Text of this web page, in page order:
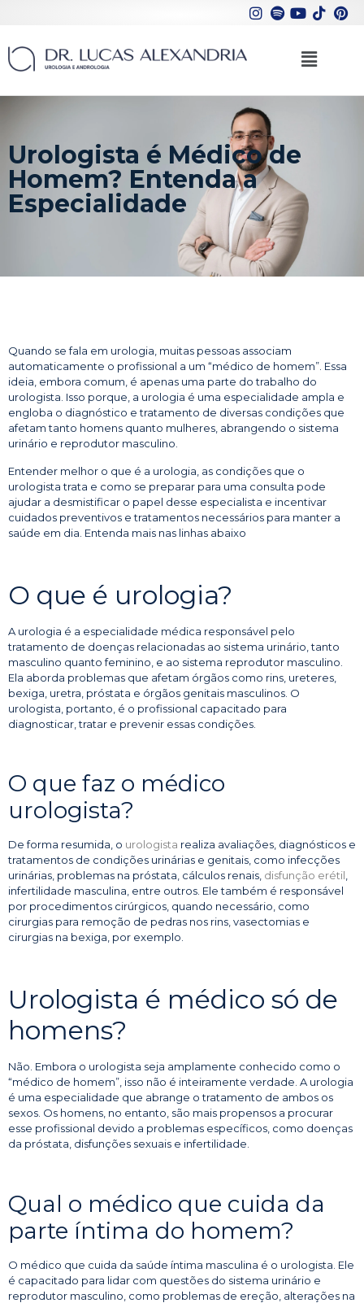
Urologista é Médico de
Homem? Entenda a
Especialidade
Quando se fala em urologia, muitas pessoas associam
automaticamente o profissional a um “médico de homem”. Essa
ideia, embora comum, é apenas uma parte do trabalho do
urologista. Isso porque, a urologia é uma especialidade ampla e
engloba o diagnóstico e tratamento de diversas condições que
afetam tanto homens quanto mulheres, abrangendo o sistema
urinário e reprodutor masculino.
Entender melhor o que é a urologia, as condições que o
urologista trata e como se preparar para uma consulta pode
ajudar a desmistificar o papel desse especialista e incentivar
cuidados preventivos e tratamentos necessários para manter a
saúde em dia. Entenda mais nas linhas abaixo
O que é urologia?
A urologia é a especialidade médica responsável pelo
tratamento de doenças relacionadas ao sistema urinário, tanto
masculino quanto feminino, e ao sistema reprodutor masculino.
Ela aborda problemas que afetam órgãos como rins, ureteres,
bexiga, uretra, próstata e órgãos genitais masculinos. O
urologista, portanto, é o profissional capacitado para
diagnosticar, tratar e prevenir essas condições.
O que faz o médico
urologista?
De forma resumida, o urologista realiza avaliações, diagnósticos e
tratamentos de condições urinárias e genitais, como infecções
urinárias, problemas na próstata, cálculos renais, disfunção erétil,
infertilidade masculina, entre outros. Ele também é responsável
por procedimentos cirúrgicos, quando necessário, como
cirurgias para remoção de pedras nos rins, vasectomias e
cirurgias na bexiga, por exemplo.
Urologista é médico só de
homens?
Não. Embora o urologista seja amplamente conhecido como o
“médico de homem”, isso não é inteiramente verdade. A urologia
é uma especialidade que abrange o tratamento de ambos os
sexos. Os homens, no entanto, são mais propensos a procurar
esse profissional devido a problemas específicos, como doenças
da próstata, disfunções sexuais e infertilidade.
Qual o médico que cuida da
parte íntima do homem?
O médico que cuida da saúde íntima masculina é o urologista. Ele
é capacitado para lidar com questões do sistema urinário e
reprodutor masculino, como problemas de ereção, alterações na